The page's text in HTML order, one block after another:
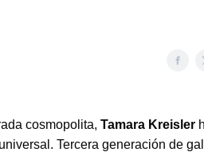
cosmopolita, Tamara Kreisler
Tercera generación de